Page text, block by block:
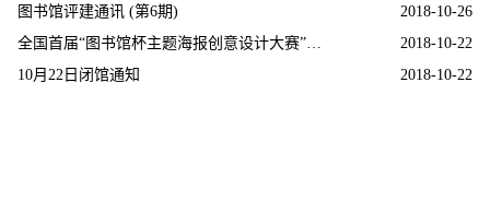
2018-10-26
图书馆评建通讯 (第6期)
2018-10-22
全国首届“图书馆杯主题海报创意设计大赛”评选结束
2018-10-22
10月22日闭馆通知